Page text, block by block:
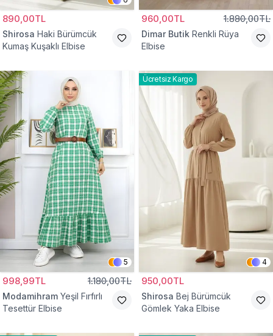
890,00TL
Shirosa Haki Bürümcük
Kumaş Kuşaklı Elbise
960,00TL 1.880,00TL
Dimar Butik Renkli Rüya
Elbise
5
998,99TL 1.180,00TL
Modamihram Yeşil Fırfırlı
Tesettür Elbise
Ücretsiz Kargo
4
950,00TL
Shirosa Bej Bürümcük
Gömlek Yaka Elbise